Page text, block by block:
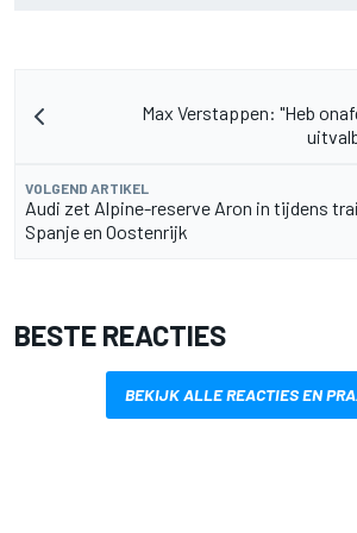
Max Verstappen: "Heb
VOLGEND ARTIKEL
Audi zet Alpine-reserve Aron in tijdens
Spanje en Oostenrijk
BESTE REACTIES
BEKIJK ALLE REACTIES EN